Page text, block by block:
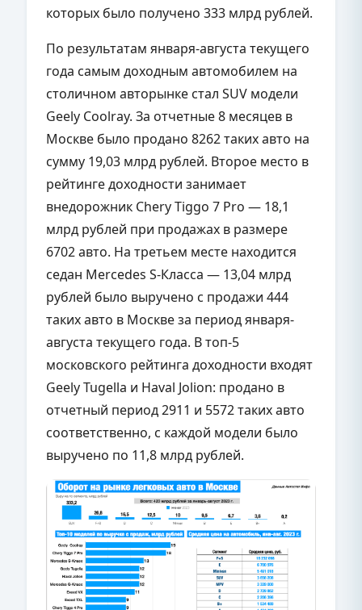
которых было получено 333 млрд рублей.
По результатам января-августа текущего
года самым доходным автомобилем на
столичном авторынке стал SUV модели
Geely Coolray. За отчетные 8 месяцев в
Москве было продано 8262 таких авто на
сумму 19,03 млрд рублей. Второе место в
рейтинге доходности занимает
внедорожник Chery Tiggo 7 Pro — 18,1
млрд рублей при продажах в размере
6702 авто. На третьем месте находится
седан Mercedes S-Класса — 13,04 млрд
рублей было выручено с продажи 444
таких авто в Москве за период января-
августа текущего года. В топ-5
московского рейтинга доходности входят
Geely Tugella и Haval Jolion: продано в
отчетный период 2911 и 5572 таких авто
соответственно, с каждой модели было
выручено по 11,8 млрд рублей.